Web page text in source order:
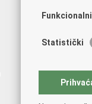
Državno
Ured za
Hrvatska
Hrvatska
Funkcionalni
Statistički